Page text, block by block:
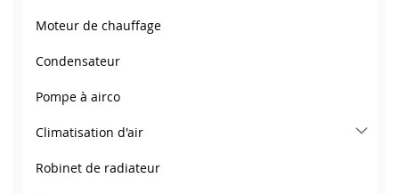
Moteur de chauffage
Condensateur
Pompe à airco
Climatisation d'air
Robinet de radiateur